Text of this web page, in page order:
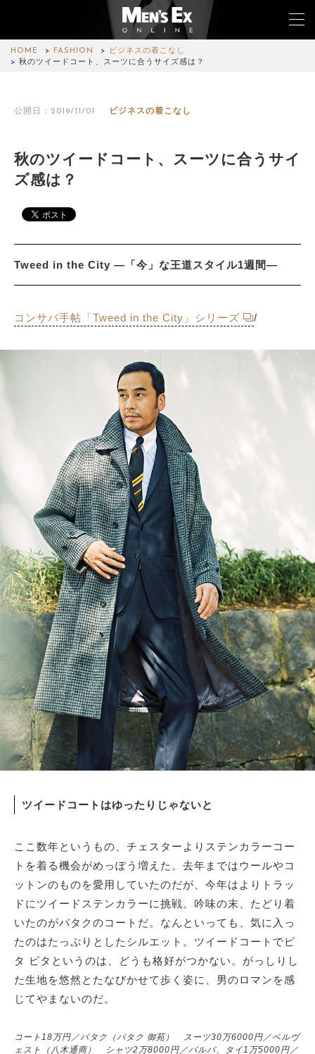
HOME FASHION
ビジネスの着こなし
秋のツイードコート、スーツに合うサイズ感は？
公開日：2019/11/01 ビジネスの着こなし
秋のツイードコート、スーツに合うサイ
ズ感は？
Tweed in the City —「今」な王道スタイル1週間—
コンサバ手帖「Tweed in the City」シリーズ /
ツイードコートはゆったりじゃないと
ここ数年というもの、チェスターよりステンカラーコー
トを着る機会がめっぽう増えた。去年まではウールやコ
ットンのものを愛用していたのだが、今年はよりトラッ
ドにツイードステンカラーに挑戦。吟味の末、たどり着
いたのがバタクのコートだ。なんといっても、気に入っ
たのはたっぷりとしたシルエット。ツイードコートでピ
タ ピタというのは、どうも格好がつかない。がっしりし
た生地を悠然とたなびかせて歩く姿に、男のロマンを感
じてやまないのだ。
コート18万円／バタク（バタク 御苑） スーツ30万6000円／ベルヴ
ェスト（八木通商） シャツ2万8000円／バルバ、タイ1万5000円／
WATCH
CAR&BIKE
LIFESTYLE
ABOUT SITE